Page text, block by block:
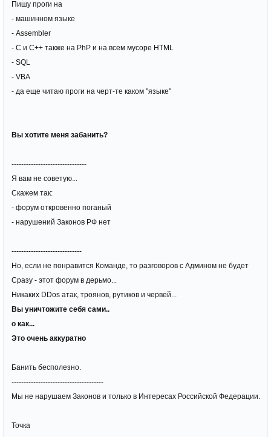
Пишу проги на
- машинном языке
- Assembler
- C и C++ также на PhP и на всем мусоре HTML
- SQL
- VBA
- да еще читаю проги на черт-те каком "языке"
Вы хотите меня забанить?
-------------------------------
Я вам не советую...
Скажем так:
- форум откровенно поганый
- нарушений Законов РФ нет
-----------------------------
Но, если не понравится Команде, то разговоров с Админом не будет
Сразу - этот форум в дерьмо...
Никаких DDos атак, троянов, рутиков и червей...
Вы уничтожите себя сами..
о как...
Это очень аккуратно
Банить бесполезно.
--------------------------------------
Мы не нарушаем Законов и только в Интересах Российской Федерации.
Точка